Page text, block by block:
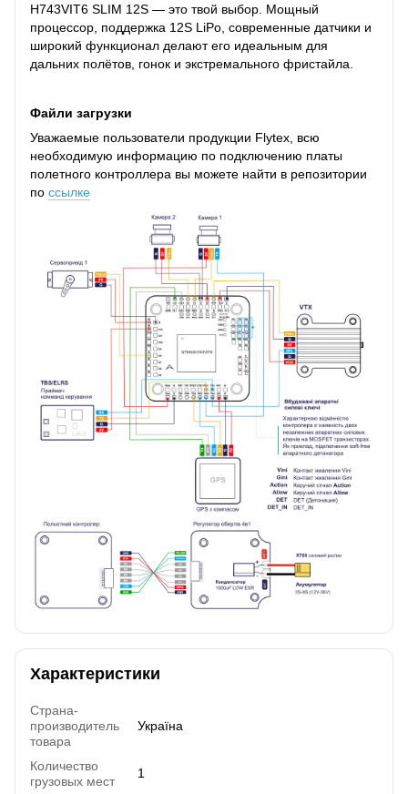
H743VIT6 SLIM 12S — это твой выбор. Мощный
процессор, поддержка 12S LiPo, современные датчики и
широкий функционал делают его идеальным для
дальних полётов, гонок и экстремального фристайла.
Файли загрузки
Уважаемые пользователи продукции Flytex, всю
необходимую информацию по подключению платы
полетного контроллера вы можете найти в репозитории
по ссылке
Характеристики
Страна-
производитель
товара
Україна
Количество
грузовых мест
1